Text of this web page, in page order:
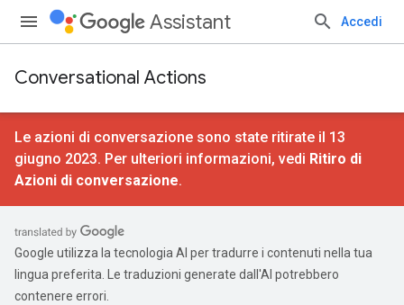
Assistant Accedi
Conversational Actions
Le azioni di conversazione sono state ritirate il 13
giugno 2023. Per ulteriori informazioni, vedi Ritiro di
Azioni di conversazione.
Google utilizza la tecnologia AI per tradurre i contenuti nella tua
lingua preferita. Le traduzioni generate dall'AI potrebbero
contenere errori.